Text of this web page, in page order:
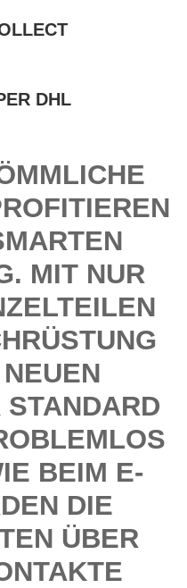
DHL
MIT NUR
BEIM E-
DIE
ÜBER